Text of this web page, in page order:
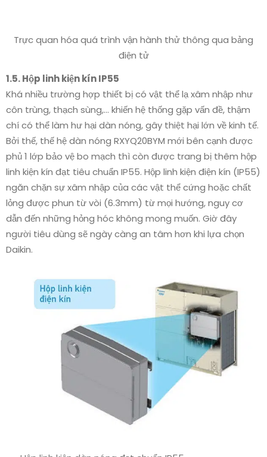
Trực quan hóa quá trình vận hành thử thông qua bảng
điện tử
1.5. Hộp linh kiện kín IP55
Khá nhiều trường hợp thiết bị có vật thể lạ xâm nhập như
côn trùng, thạch sùng,… khiến hệ thống gặp vấn đề, thậm
chí có thể làm hư hại dàn nóng, gây thiệt hại lớn về kinh tế.
Bởi thế, thế hệ dàn nóng RXYQ20BYM mới bên cạnh được
phủ 1 lớp bảo vệ bo mạch thì còn được trang bị thêm hộp
linh kiện kín đạt tiêu chuẩn IP55. Hộp linh kiện điện kín (IP55)
ngăn chặn sự xâm nhập của các vật thể cứng hoặc chất
lỏng được phun từ vòi (6.3mm) từ mọi hướng, nguy cơ
dẫn đến những hỏng hóc không mong muốn. Giờ đây
người tiêu dùng sẽ ngày càng an tâm hơn khi lựa chọn
Daikin.